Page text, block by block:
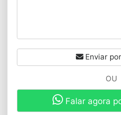
Enviar
OU
Falar agora